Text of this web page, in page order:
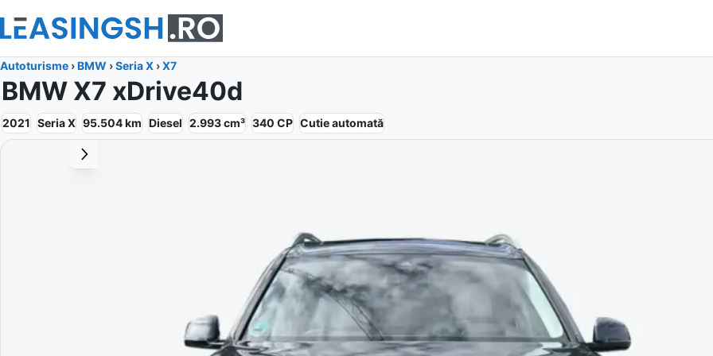
Autoturisme ›BMW ›Seria X ›X7
BMW X7 xDrive40d
2021 Seria X 95.504km Diesel 2.993cm³ 340 CP Cutieautomată